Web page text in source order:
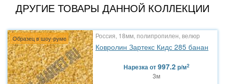
ДРУГИЕ ТОВАРЫ ДАННОЙ КОЛЛЕКЦИИ
Образец в шоу-руме Россия, 18мм, полипропилен, велюр
Ковролин Зартекс Кидс 285 банан
Нарезкаот997.2р/м2
3м